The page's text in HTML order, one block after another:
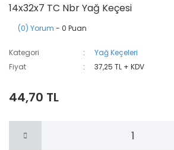
14x32x7 TC Nbr Yağ Keçesi
(0) Yorum - 0 Puan
Kategori
Yağ Keçeleri
Fiyat
37,25 TL + KDV
44,70 TL